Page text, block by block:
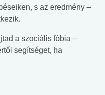
s az eredmény –
a szociális fóbia –
segítséget, ha